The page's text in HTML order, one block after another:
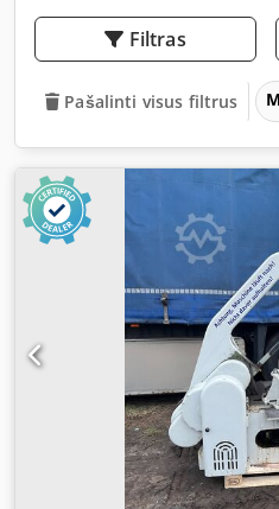
Filtras
Pašalinti visus filtrus